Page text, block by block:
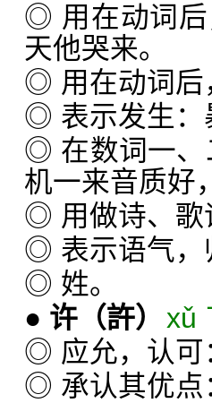
◎ 用在动词后
天他哭来。
◎ 用在动词后
◎ 表示发生：
◎ 在数词一、
机一来音质好
◎ 用做诗、歌
◎ 表示语气，
◎ 姓。
● 许 （許） xǔ
◎ 应允，认可
◎ 承认其优点